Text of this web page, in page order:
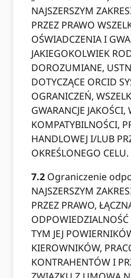
NAJSZERSZYM
PRZEZ PRAWO
OŚWIADCZENIA I
JAKIEGOKOLWIEK
DOROZUMIANE,
DOTYCZĄCE ORCID
OGRANICZEŃ,
GWARANCJE JAKOŚCI,
KOMPATYBILNOŚCI,
HANDLOWEJ I/LUB
OKREŚLONEGO CELU.
7.2 Ograniczenie
NAJSZERSZYM
PRZEZ PRAWO,
ODPOWIEDZIALNOŚĆ
TYM JEJ
KIEROWNIKÓW,
KONTRAHENTÓW I